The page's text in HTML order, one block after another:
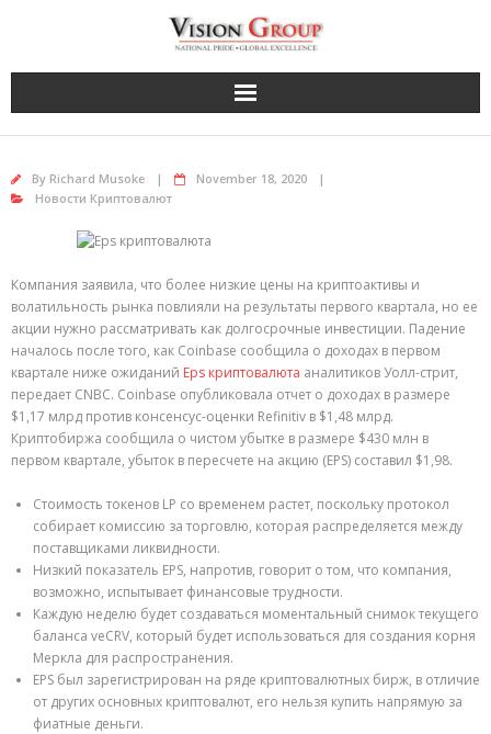
By Richard Musoke
November 18, 2020
Новости Криптовалют
Компания заявила, что более низкие цены на криптоактивы и
волатильность рынка повлияли на результаты первого квартала, но ее
акции нужно рассматривать как долгосрочные инвестиции. Падение
началось после того, как Coinbase сообщила о доходах в первом
квартале ниже ожиданий Eps криптовалюта аналитиков Уолл-стрит,
передает CNBC. Coinbase опубликовала отчет о доходах в размере
$1,17 млрд против консенсус-оценки Refinitiv в $1,48 млрд.
Криптобиржа сообщила о чистом убытке в размере $430 млн в
первом квартале, убыток в пересчете на акцию (EPS) составил $1,98.
Стоимость токенов LP со временем растет, поскольку протокол
собирает комиссию за торговлю, которая распределяется между
поставщиками ликвидности.
Низкий показатель EPS, напротив, говорит о том, что компания,
возможно, испытывает финансовые трудности.
Каждую неделю будет создаваться моментальный снимок текущего
баланса veCRV, который будет использоваться для создания корня
Меркла для распространения.
EPS был зарегистрирован на ряде криптовалютных бирж, в отличие
от других основных криптовалют, его нельзя купить напрямую за
фиатные деньги.